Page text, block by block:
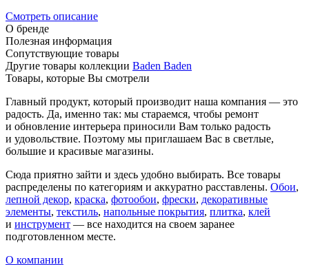
Смотреть описание
О бренде
Полезная информация
Сопутствующие товары
Другие товары коллекции Baden Baden
Товары, которые Вы смотрели
Главный продукт, который производит наша компания — это
радость. Да, именно так: мы стараемся, чтобы ремонт
и обновление интерьера приносили Вам только радость
и удовольствие. Поэтому мы приглашаем Вас в светлые,
большие и красивые магазины.
Сюда приятно зайти и здесь удобно выбирать. Все товары
распределены по категориям и аккуратно расставлены. Обои,
лепной декор, краска, фотообои, фрески, декоративные
элементы, текстиль, напольные покрытия, плитка, клей
и инструмент — все находится на своем заранее
подготовленном месте.
О компании